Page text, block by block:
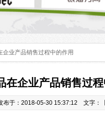
企业产品销售过程中的作用
在企业产品销售过
于：2018-05-30 15:37:12 文字：